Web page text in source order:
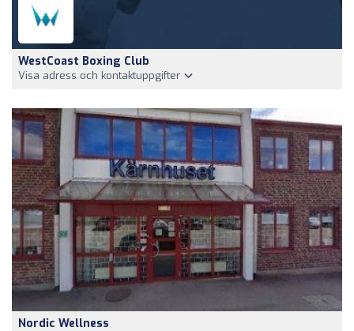
WestCoast Boxing Club
Visa adress och kontaktuppgifter
Nordic Wellness